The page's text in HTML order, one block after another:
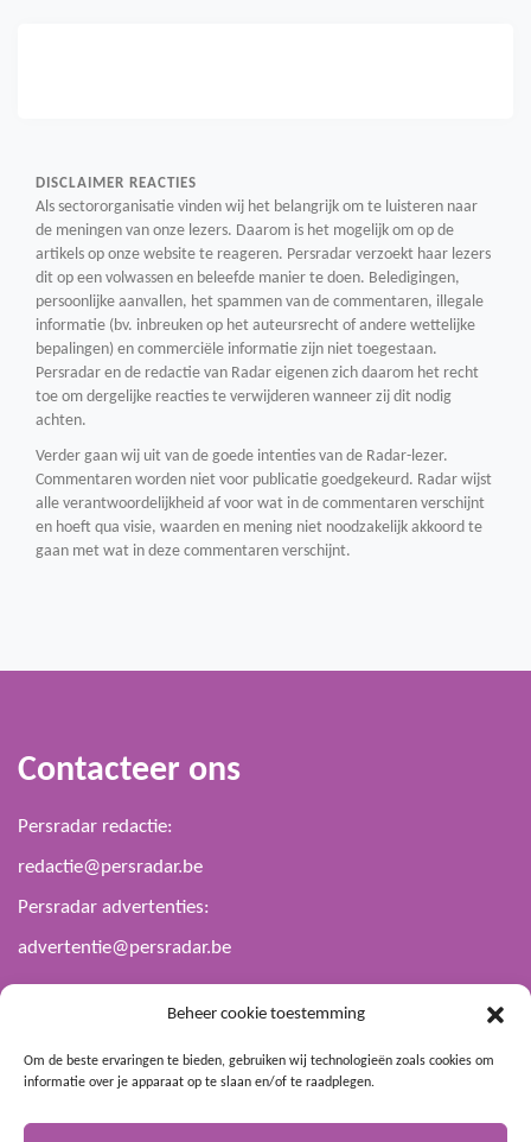
Beheer cookie toestemming
Om de beste ervaringen te bieden, gebruiken wij technologieën zoals cookies om
informatie over je apparaat op te slaan en/of te raadplegen.
DISCLAIMER REACTIES
Als sectororganisatie vinden wij het belangrijk om te luisteren naar
de meningen van onze lezers. Daarom is het mogelijk om op de
artikels op onze website te reageren. Persradar verzoekt haar lezers
dit op een volwassen en beleefde manier te doen. Beledigingen,
persoonlijke aanvallen, het spammen van de commentaren, illegale
informatie (bv. inbreuken op het auteursrecht of andere wettelijke
bepalingen) en commerciële informatie zijn niet toegestaan.
Persradar en de redactie van Radar eigenen zich daarom het recht
toe om dergelijke reacties te verwijderen wanneer zij dit nodig
achten.
Verder gaan wij uit van de goede intenties van de Radar-lezer.
Commentaren worden niet voor publicatie goedgekeurd. Radar wijst
alle verantwoordelijkheid af voor wat in de commentaren verschijnt
en hoeft qua visie, waarden en mening niet noodzakelijk akkoord te
gaan met wat in deze commentaren verschijnt.
Contacteer ons
Persradar redactie:
redactie@persradar.be
Persradar advertenties:
advertentie@persradar.be
Blijf op de hoogte